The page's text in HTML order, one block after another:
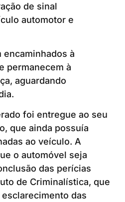
de sinal
automotor e
à
permanecem à
aguardando
foi entregue ao seu
que ainda possuía
ao veículo. A
o automóvel seja
das perícias
de Criminalística, que
das